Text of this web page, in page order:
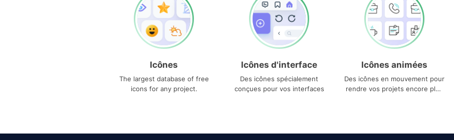
Icônes
The largest database of free
icons for any project.
Icônes d'interface
Des icônes spécialement
conçues pour vos interfaces
Icônes animées
Des icônes en mouvement pour
rendre vos projets encore plus